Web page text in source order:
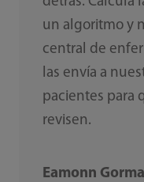
un algoritmo y
central de
las envía a
pacientes para
revisen.‎
Eamonn